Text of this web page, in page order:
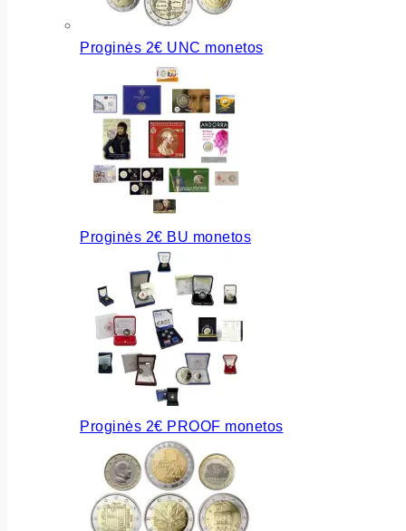
Proginės 2€ UNC monetos
Proginės 2€ BU monetos
Proginės 2€ PROOF monetos